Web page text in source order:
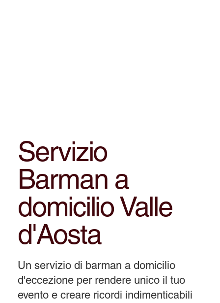
Servizio
Barman a
domicilio Valle
d'Aosta
Un servizio di barman a domicilio
d'eccezione per rendere unico il tuo
evento e creare ricordi indimenticabili